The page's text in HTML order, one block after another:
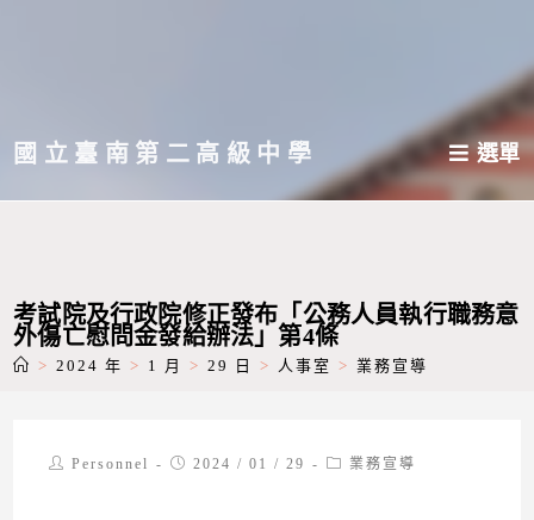
主國立臺南第二高級中學 選單
考試院及行政院修正發布「公務人員執行職務意
外傷亡慰問金發給辦法」第4條
> 2024 年 > 1 月 > 29 日 > 人事室 > 業務宣導
PostPersonnel
Post2024 / 01 / 29
Post業務宣導